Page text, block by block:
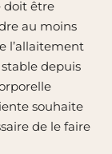
doit être
au moins
l’allaitement
depuis
souhaite
de le faire